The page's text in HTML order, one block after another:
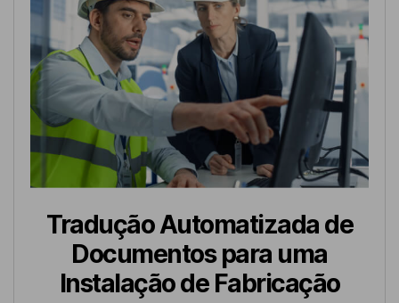
Tradução Automatizada de
Documentos para uma
Instalação de Fabricação